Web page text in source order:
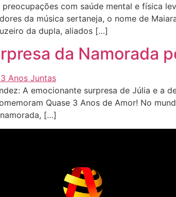
com saúde mental e física
da música sertaneja, o nome de
da dupla, aliados […]
da Namorada
A emocionante surpresa de Júlia e a
Quase 3 Anos de Amor! No
[…]